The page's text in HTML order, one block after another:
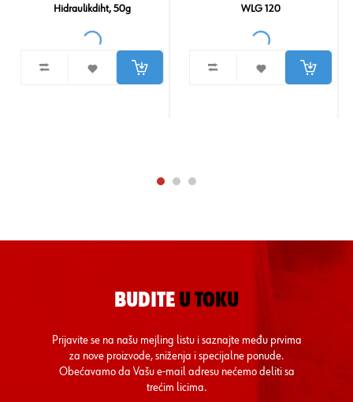
Hidraulikdiht, 50g WLG 120
BUDITE U TOKU
Prijavite se na našu mejling listu i saznajte među prvima
za nove proizvode, sniženja i specijalne ponude.
Obećavamo da Vašu e-mail adresu nećemo deliti sa
trećim licima.